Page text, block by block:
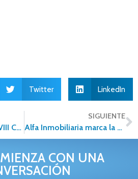
Twitter LinkedIn
Mercado Libre, en la VIII Convención Alfa Inmobiliaria
SIGUIENTE
Alfa Inmobiliaria marca la pauta para el futuro inmobiliario en su VIII Convención Nacional
CON UNA